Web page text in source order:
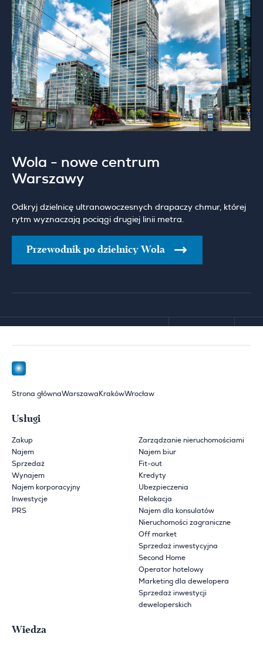
Wola - nowe centrum
Warszawy
Odkryj dzielnicę ultranowoczesnych drapaczy chmur, której
rytm wyznaczają pociągi drugiej linii metra.
Przewodnik po dzielnicy Wola
Strona głównaWarszawa KrakówWrocław
Usługi
Zakup
Najem
Sprzedaż
Wynajem
Najem korporacyjny
Inwestycje
PRS
Zarządzanie nieruchomościami
Najem biur
Fit-out
Kredyty
Ubezpieczenia
Relokacja
Najem dla konsulatów
Nieruchomości zagraniczne
Off market
Sprzedaż inwestycyjna
Second Home
Operator hotelowy
Marketing dla dewelopera
Sprzedaż inwestycji
deweloperskich
Wiedza